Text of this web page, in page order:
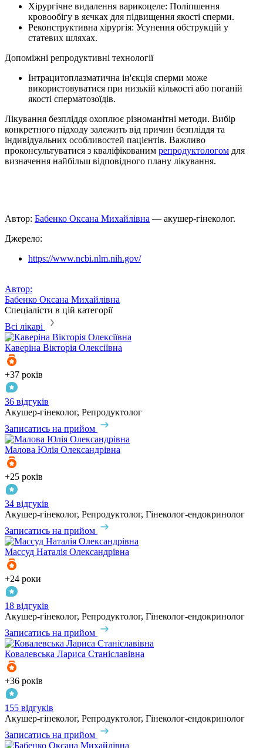
Хірургічне видалення варикоцеле: Поліпшення
кровообігу в яєчках для підвищення якості сперми.
Реконструктивна хірургія: Усунення обструкцій у
статевих шляхах.
Допоміжні репродуктивні технології
Інтрацитоплазматична ін'єкція сперми може
використовуватися при низькій кількості або поганій
якості сперматозоїдів.
Лікування безпліддя охоплює різноманітні методи. Вибір
конкретного підходу залежить від причин безпліддя та
індивідуальних особливостей пацієнтів. Важливо
проконсультуватися з кваліфікованим репродуктологом для
визначення найбільш відповідного плану лікування.
Автор: Бабенко Оксана Михайлівна — акушер-гінеколог.
Джерело:
https://www.ncbi.nlm.nih.gov/
Автор:
Бабенко Оксана Михайлівна
Спеціалісти в цій категорії
Всі лікарі
Каверіна Вікторія Олексіївна
+37 років
36 відгуків
Акушер-гінеколог, Репродуктолог
Записатись на прийом
Малова Юлія Олександрівна
+25 років
34 відгуків
Акушер-гінеколог, Репродуктолог, Гінеколог-ендокринолог
Записатись на прийом
Массуд Наталія Олександрівна
+24 роки
18 відгуків
Акушер-гінеколог, Репродуктолог, Гінеколог-ендокринолог
Записатись на прийом
Ковалевська Лариса Станіславівна
+36 років
155 відгуків
Акушер-гінеколог, Репродуктолог, Гінеколог-ендокринолог
Записатись на прийом